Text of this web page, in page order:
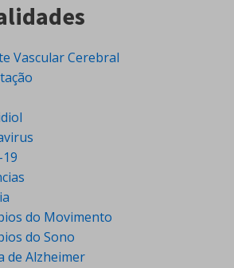
Vascular Cerebral
do Movimento
do Sono
de Alzheimer